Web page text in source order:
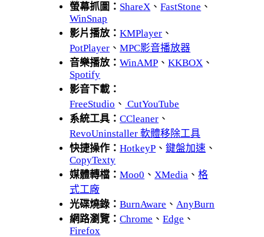
螢幕抓圖： ShareX 、FastStone 、
WinSnap
影片播放：KMPlayer 、
PotPlayer 、MPC影音播放器
音樂播放：WinAMP 、KKBOX 、
Spotify
影音下載：
FreeStudio 、 CutYouTube
系統工具：CCleaner 、
RevoUninstaller 軟體移除工具
快捷操作：HotkeyP 、鍵盤加速 、
CopyTexty
媒體轉檔：Moo0 、 XMedia 、格
式工廠
光碟燒錄：BurnAware 、 AnyBurn
網路瀏覽：Chrome 、Edge 、
Firefox